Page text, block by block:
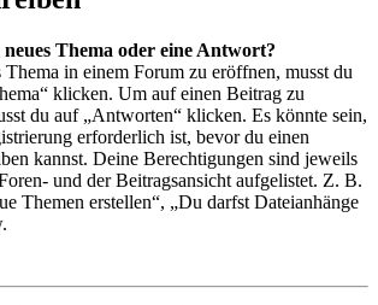
Thema oder eine Antwort?
Thema in einem Forum zu eröffnen, musst du
klicken. Um auf einen Beitrag zu
du auf „Antworten“ klicken. Es könnte sein,
erforderlich ist, bevor du einen
kannst. Deine Berechtigungen sind jeweils
und der Beitragsansicht aufgelistet. Z. B.
Themen erstellen“, „Du darfst Dateianhänge